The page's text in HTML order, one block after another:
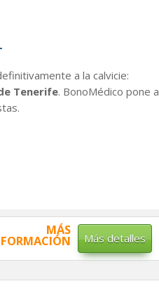
a la calvicie:
Tenerife. BonoMédico pone a
MÁS
Más detalles